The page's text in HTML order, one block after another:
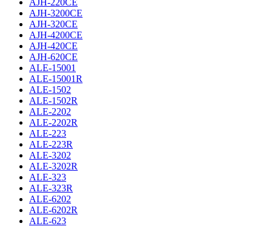
AJH-220CE
AJH-3200CE
AJH-320CE
AJH-4200CE
AJH-420CE
AJH-620CE
ALE-15001
ALE-15001R
ALE-1502
ALE-1502R
ALE-2202
ALE-2202R
ALE-223
ALE-223R
ALE-3202
ALE-3202R
ALE-323
ALE-323R
ALE-6202
ALE-6202R
ALE-623